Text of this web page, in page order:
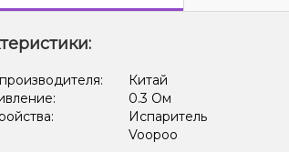
Китай
0.3 Ом
Испаритель
Voopoo